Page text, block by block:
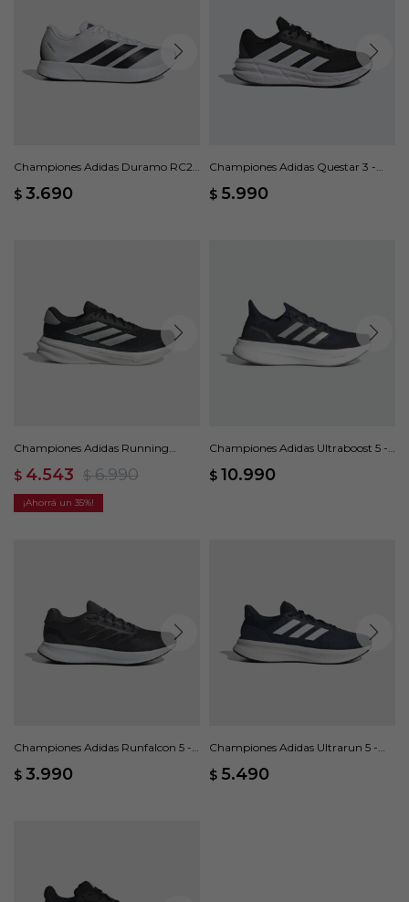
Championes Adidas Duramo RC2 -
$ 3.690
Championes Adidas Questar 3 -
$ 5.990
Championes Adidas Running
$ 4.543 $ 6.990
35
Championes Adidas Ultraboost 5 -
$ 10.990
Championes Adidas Runfalcon 5 -
$ 3.990
Championes Adidas Ultrarun 5 -
$ 5.490